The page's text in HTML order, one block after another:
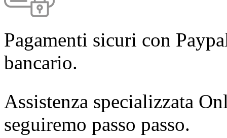
Pagamenti sicuri con
bancario.
Assistenza specializzata
seguiremo passo passo.